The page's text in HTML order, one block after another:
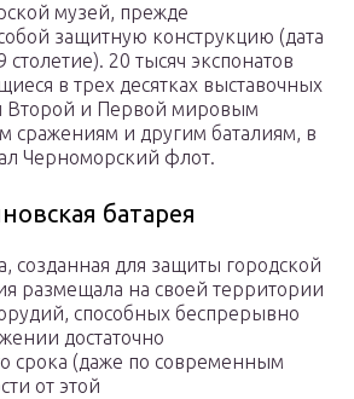
музей, прежде
защитную конструкцию (дата
столетие). 20 тысяч экспонатов
в трех десятках выставочных
Второй и Первой мировым
сражениям и другим баталиям, в
Черноморский флот.
батарея
созданная для защиты городской
размещала на своей территории
способных беспрерывно
достаточно
срока (даже по современным
от этой